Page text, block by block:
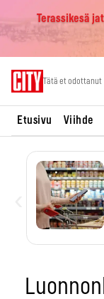
Terassikesä
Tätä et odottanut
Etusivu Viihde